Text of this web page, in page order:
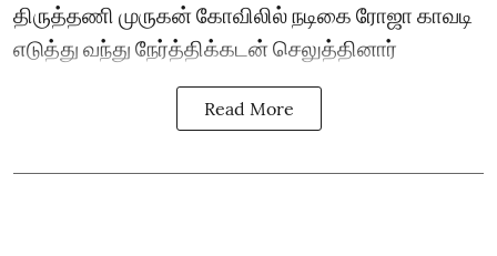
திருத்தணி முருகன் கோவிலில் நடிகை ரோஜா காவடி
எடுத்து வந்து நேர்த்திக்கடன் செலுத்தினார்
Read More